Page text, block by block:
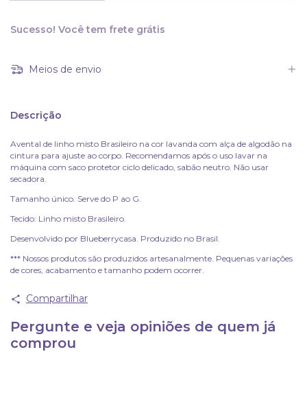
Sucesso! Você tem frete grátis
Meios de envio
Descrição
Avental de linho misto Brasileiro na cor lavanda com alça de algodão na
cintura para ajuste ao corpo. Recomendamos após o uso lavar na
máquina com saco protetor ciclo delicado, sabão neutro. Não usar
secadora.
Tamanho único. Serve do P ao G.
Tecido: Linho misto Brasileiro.
Desenvolvido por Blueberrycasa. Produzido no Brasil.
*** Nossos produtos são produzidos artesanalmente. Pequenas variações
de cores, acabamento e tamanho podem ocorrer.
Compartilhar
Pergunte e veja opiniões de quem já
comprou